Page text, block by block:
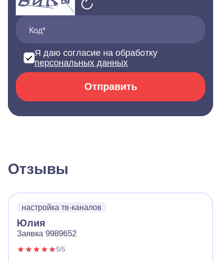
Код*
Я даю согласие на обработку
персональных данных
Отправить
Отзывы
настройка тв-каналов
Юлия
Заявка 9989652
5/5